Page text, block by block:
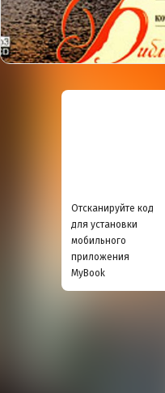
Отсканируйте код
для установки
мобильного
приложения
MyBook